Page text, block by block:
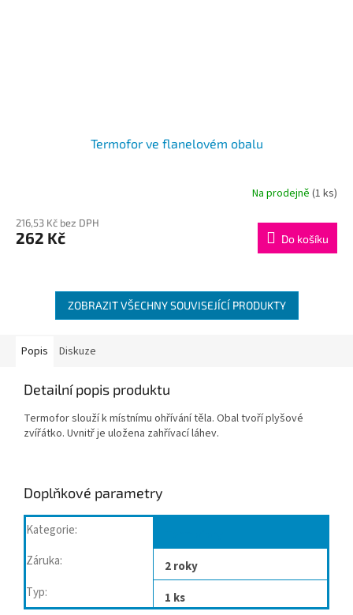
Termofor ve flanelovém obalu
Na prodejně (1 ks)
216,53 Kč bez DPH
262 Kč Do košíku
ZOBRAZIT VŠECHNY SOUVISEJÍCÍ PRODUKTY
Popis Diskuze
Detailní popis produktu
Termofor slouží k místnímu ohřívání těla. Obal tvoří plyšové
zvířátko. Uvnitř je uložena zahřívací láhev.
Doplňkové parametry
Kategorie:
Záruka:
2 roky
Typ: 1 ks